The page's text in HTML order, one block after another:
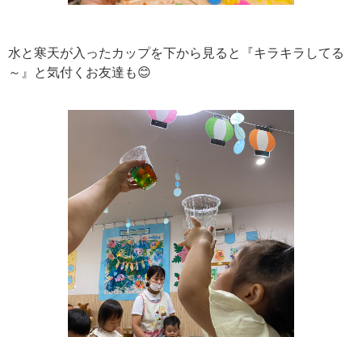
水と寒天が入ったカップを下から見ると『キラキラしてる
～』と気付くお友達も😊